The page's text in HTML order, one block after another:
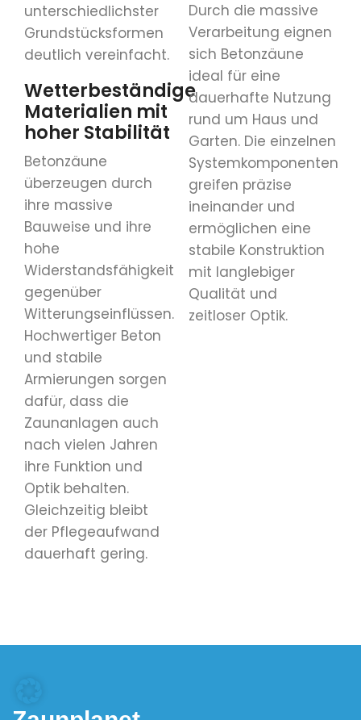
unterschiedlichster
Grundstücksformen
deutlich vereinfacht.
Wetterbeständige
Materialien mit
hoher Stabilität
Betonzäune
überzeugen durch
ihre massive
Bauweise und ihre
hohe
Widerstandsfähigkeit
gegenüber
Witterungseinflüssen.
Hochwertiger Beton
und stabile
Armierungen sorgen
dafür, dass die
Zaunanlagen auch
nach vielen Jahren
ihre Funktion und
Optik behalten.
Gleichzeitig bleibt
der Pflegeaufwand
dauerhaft gering.
Durch die massive
Verarbeitung eignen
sich Betonzäune
ideal für eine
dauerhafte Nutzung
rund um Haus und
Garten. Die einzelnen
Systemkomponenten
greifen präzise
ineinander und
ermöglichen eine
stabile Konstruktion
mit langlebiger
Qualität und
zeitloser Optik.